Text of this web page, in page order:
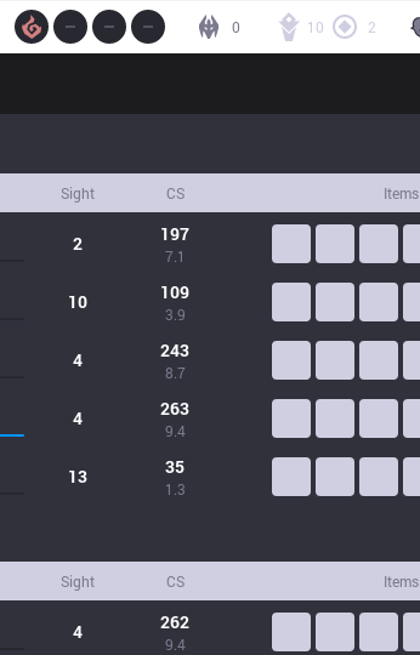
10 2
0
Sight CS Items
2 197
7.1
10 109
3.9
4 243
8.7
4 263
9.4
13 35
1.3
Sight CS Items
4 262
9.4